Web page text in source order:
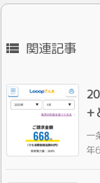
 関連記事
+
一
年